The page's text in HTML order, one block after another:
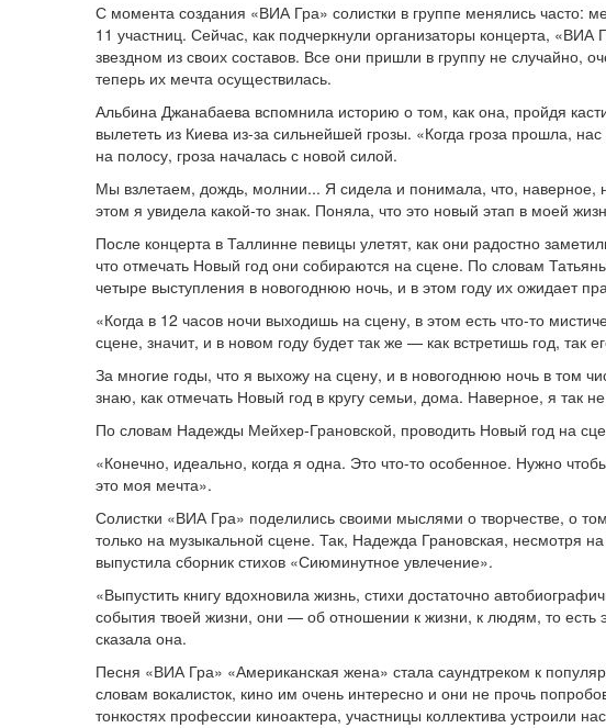
С момента создания «ВИА Гра» солистки в группе менялись часто:
11 участниц. Сейчас, как подчеркнули организаторы концерта,
звездном из своих составов. Все они пришли в группу не случайно,
теперь их мечта осущест­вилась.
Альбина Джанабаева вспомнила историю о том, как она, пройдя
вылететь из Киева из-за сильнейшей грозы. «Когда гроза прошла,
на полосу, гроза началась с новой силой.
Мы взлетаем, дождь, молнии... Я сидела и понимала, что, наверное,
этом я увидела какой-то знак. Поняла, что это новый этап в моей
После концерта в Таллинне певицы улетят, как они радостно
что отмечать Новый год они со­бираются на сцене. По словам
четыре выступления в новогоднюю ночь, и в этом году их ожидает
«Когда в 12 часов ночи выходишь на сцену, в этом есть что-то
сцене, значит, и в новом году будет так же — как встретишь год, так
За многие годы, что я выхожу на сцену, и в новогоднюю ночь в том
знаю, как отмечать Новый год в кругу семьи, дома. Наверное, я так
По словам Надежды Мейхер-Грановской, проводить Новый год на
«Конечно, идеально, когда я одна. Это что-то особенное. Нужно
это моя мечта».
Солистки «ВИА Гра» поделились своими мыслями о творчестве, о
только на музыкальной сцене. Так, Надежда Грановская, несмотря
выпустила сборник стихов «Сиюминутное увлечение».
«Выпустить книгу вдохновила жизнь, стихи достаточно
события твоей жизни, они — об отношении к жизни, к людям, то
сказала она.
Песня «ВИА Гра» «Американская жена» стала саундтреком к
словам вокалисток, кино им очень интересно и они не прочь
тонкостях профессии киноактера, участницы коллектива устроили